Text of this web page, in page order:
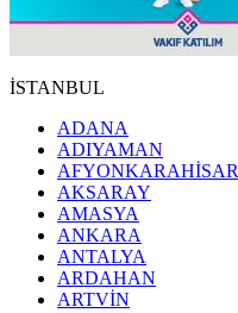
İSTANBUL
ADANA
ADIYAMAN
AFYONKARAHİSAR
AKSARAY
AMASYA
ANKARA
ANTALYA
ARDAHAN
ARTVİN